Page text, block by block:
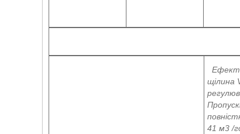
щілина
41 м3 /